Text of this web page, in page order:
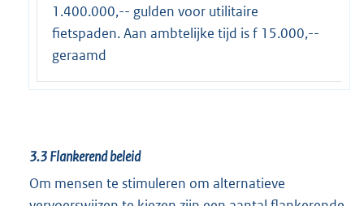
1.400.000,-- gulden voor utilitaire
fietspaden. Aan ambtelijke tijd is f 15.000,--
geraamd
3.3 Flankerend beleid
Om mensen te stimuleren om alternatieve